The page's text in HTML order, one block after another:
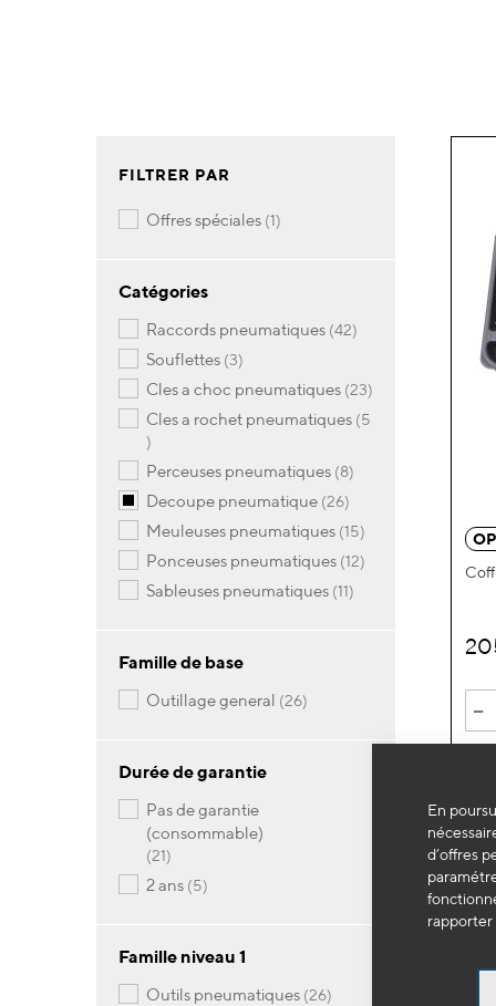
En
d’offres
rapporter
-
FILTRER PAR
offres spéciales 1article
Catégories
raccords pneumatiques 42articles
souflettes 3articles
cles a choc pneumatiques 23articles
cles a rochet pneumatiques 5
articles
perceuses pneumatiques 8articles
decoupe pneumatique 26articles
meuleuses pneumatiques 15articles
ponceuses pneumatiques 12articles
sableuses pneumatiques 11articles
Famille de base
outillage general 26articles
Durée de garantie
pas de garantie
(consommable)
21articles
2 ans 5articles
Famille niveau 1
outils pneumatiques 26articles